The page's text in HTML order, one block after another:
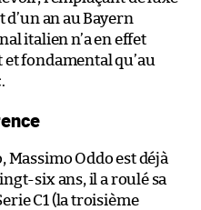
an au Bayern
italien n’a en effet
fondamental qu’au
Massimo Oddo est déjà
six ans, il a roulé sa
C1 (la troisième